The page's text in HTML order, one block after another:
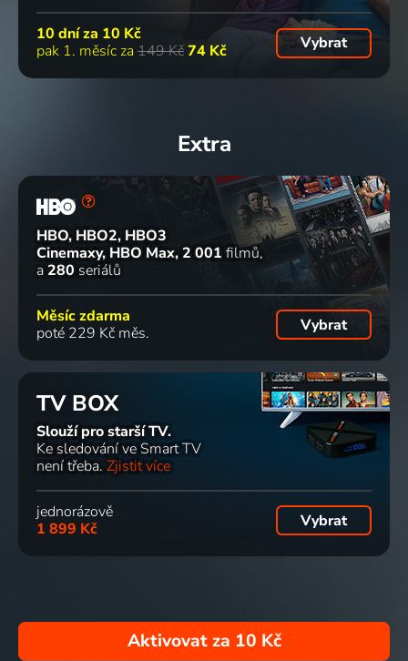
10 dní za 10 Kč
pak 1. měsíc za 149 Kč74 Kč Vybrat
Extra
HBO, HBO2, HBO3
Cinemaxy, HBO Max 2 001 filmů
a 280 seriálů
Měsíc zdarma
poté 229 Kč měs.
Vybrat
TV BOX
Slouží pro starší TV.
Ke sledování ve Smart TV
není třeba. Zjistit více
jednorázově
1 899 Kč
Vybrat
Aktivovat za 10 Kč